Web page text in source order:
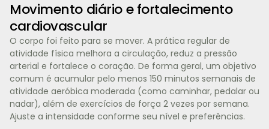
Movimento diário e fortalecimento
cardiovascular
O corpo foi feito para se mover. A prática regular de
atividade física melhora a circulação, reduz a pressão
arterial e fortalece o coração. De forma geral, um objetivo
comum é acumular pelo menos 150 minutos semanais de
atividade aeróbica moderada (como caminhar, pedalar ou
nadar), além de exercícios de força 2 vezes por semana.
Ajuste a intensidade conforme seu nível e preferências.